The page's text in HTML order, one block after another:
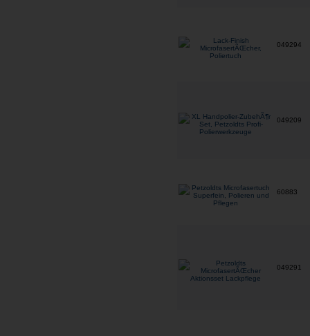
049294
049209
60883
049291